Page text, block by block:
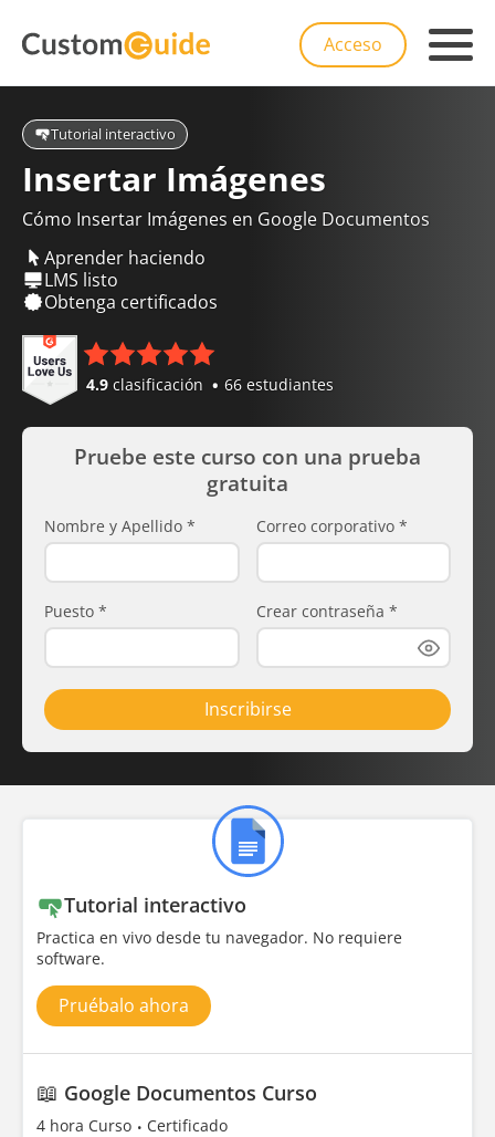
Acceso
Tutorial interactivo
Insertar Imágenes
Cómo Insertar Imágenes en Google Documentos
Aprender haciendo
LMS listo
Obtenga certificados
4.9 clasificación 66 estudiantes
Pruebe este curso con una prueba
gratuita
Nombre y Apellido * Correo corporativo *
Puesto * Crear contraseña *
Inscribirse
Tutorial interactivo
Practica en vivo desde tu navegador. No requiere
software.
Pruébalo ahora
📖 Google Documentos Curso
4 hora Curso Certificado